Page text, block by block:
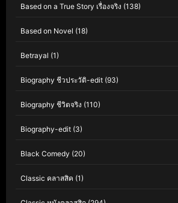
Based on a True Story เรื่องจริง (138)
Based on Novel (18)
Betrayal (1)
Biography ชีวประวัติ-edit (93)
Biography ชีวิตจริง (110)
Biography-edit (3)
Black Comedy (20)
Classic คลาสสิค (1)